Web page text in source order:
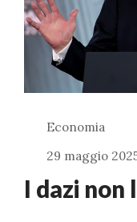
Economia
29 maggio
I dazi non